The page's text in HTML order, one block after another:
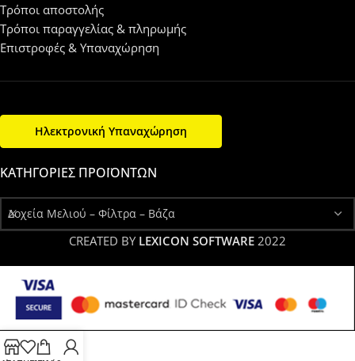
Τρόποι αποστολής
Τρόποι παραγγελίας & πληρωμής
Επιστροφές & Υπαναχώρηση
Ηλεκτρονική Υπαναχώρηση
ΚΑΤΗΓΟΡΊΕΣ ΠΡΟΪΌΝΤΩΝ
Δοχεία Μελιού – Φίλτρα – Βάζα
CREATED BY LEXICON SOFTWARE 2022